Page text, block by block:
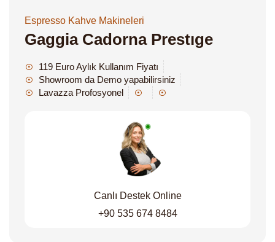
Espresso Kahve Makineleri
Gaggia Cadorna Prestıge
119 Euro Aylık Kullanım Fiyatı
Showroom da Demo yapabilirsiniz
Lavazza Profosyonel
Canlı Destek Online
+90 535 674 8484